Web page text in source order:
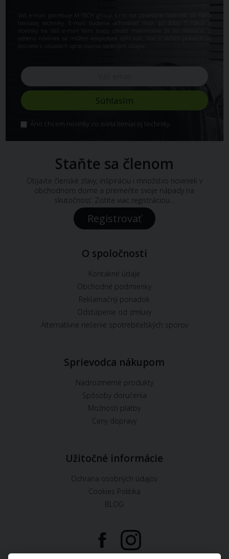
Váš e-mail potrebuje M-TECH group s.r.o. na zasielanie noviniek zo sveta
tieniacej techniky. E-mail budeme uchovávať max. po dobu 5 rokov a
novinky na Váš e-mail Vám budú chodiť maximálne 2x do mesiaca. Z
odberu noviniek sa môžete kedykoľvek odhl.ásiť. Viac o Vašich právach sa
dozviete v
zásadách spracúvania osobných údajov
Áno chcem novinky zo sveta tieniacej techniky.
Staňte sa členom
Objavte členské zľavy, inšpiráciu i množstvo noviniek v
obchodnom dome a premeňte svoje nápady na
skutočnosť. Zistite viac registráciou...
Registrovať
O spoločnosti
Kontakné údaje
Obchodné podmienky
Reklamačný poriadok
Odstúpenie od zmluvy
Alternatívne riešenie spotrebiteľských sporov
Sprievodca nákupom
Nadrozmerné produkty
Spôsoby doručenia
Možnosti platby
Ceny dopravy
Užitočné informácie
Ochrana osobných údajov
Cookies Politika
BLOG